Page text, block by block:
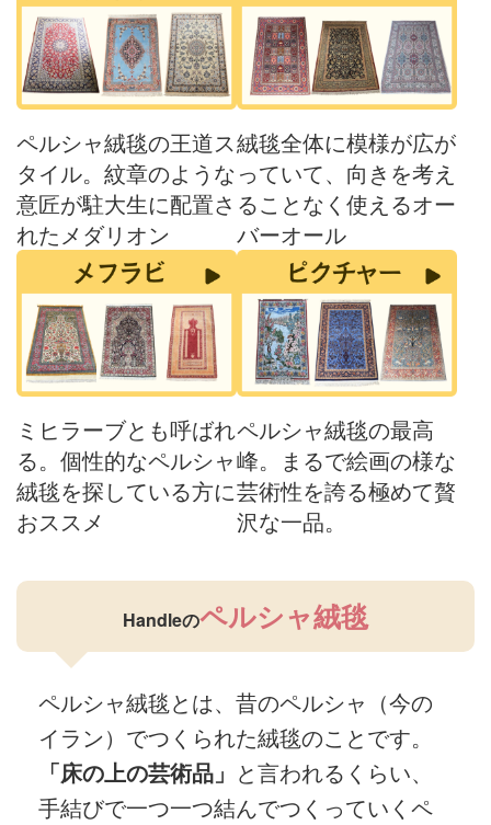
ペルシャ絨毯の王道ス
タイル。紋章のような
意匠が駐大生に配置さ
れたメダリオン
絨毯全体に模様が広が
っていて、向きを考え
ることなく使えるオー
バーオール
ミヒラーブとも呼ばれ
る。個性的なペルシャ
絨毯を探している方に
おススメ
ペルシャ絨毯の最高
峰。まるで絵画の様な
芸術性を誇る極めて贅
沢な一品。
Handleのペルシャ絨毯
ペルシャ絨毯とは、昔のペルシャ（今の
イラン）でつくられた絨毯のことです。
「床の上の芸術品」 と言われるくらい、
手結びで一つ一つ結んでつくっていくペ